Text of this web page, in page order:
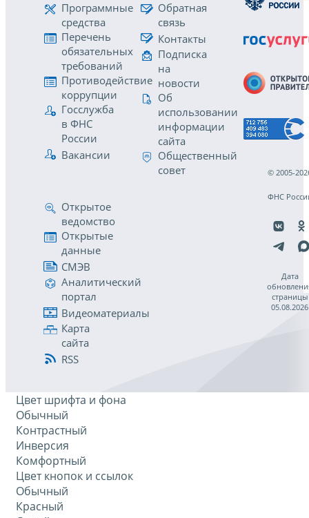
Программные
средства
Перечень
обязательных
требований
Противодействие
коррупции
Госслужба
в ФНС
России
Вакансии
Обратная
связь
Контакты
Подписка
на
новости
Об
использовании
информации
сайта
Общественный
совет
Открытое
ведомство
Открытые
данные
СМЭВ
Аналитический
портал
Видеоматериалы
Карта
сайта
RSS
© 2005-
ФНС
Дата
страницы
05.08.2026
Цвет шрифта и фона
Обычный
Контрастный
Инверсия
Комфортный
Цвет кнопок и ссылок
Обычный
Красный